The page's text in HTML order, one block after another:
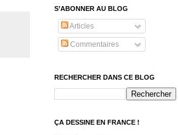
S’ABONNER AU BLOG
Articles
Commentaires
RECHERCHER DANS CE BLOG
ÇA DESSINE EN FRANCE !